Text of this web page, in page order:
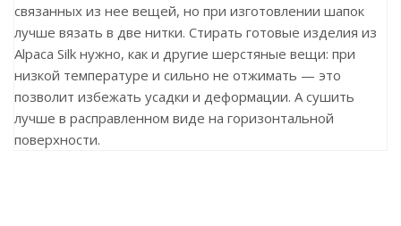
связанных из нее вещей, но при изготовлении шапок
лучше вязать в две нитки. Стирать готовые изделия из
Alpaca Silk нужно, как и другие шерстяные вещи: при
низкой температуре и сильно не отжимать — это
позволит избежать усадки и деформации. А сушить
лучше в расправленном виде на горизонтальной
поверхности.